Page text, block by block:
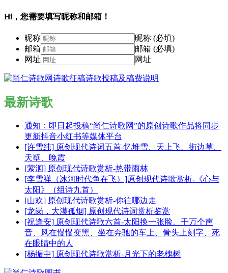
Hi，您需要填写昵称和邮箱！
昵称
昵称 (必填)
邮箱
邮箱 (必填)
网址
网址
最新诗歌
通知：即日起投稿“尚仁诗歌网”的原创诗歌作品将同步
更新抖音小红书等媒体平台
[许雪纯] 原创现代诗词五首-忆堆雪、天上飞、街边草、
天壁、晚霞
[萦洄] 原创现代诗歌赏析-热带雨林
[李雪祥（冰河时代鱼在飞）]原创现代诗歌赏析-《心与
太阳》（组诗九首）
[山欢] 原创现代诗歌赏析-你往哪边走
[龙岗，大漠孤烟] 原创现代诗词赏析鉴赏
[祝逢安] 原创现代诗歌六首-太阳换一张脸、千万个声
音、风在慢慢变黑、坐在奔驰的车上、骨头上刻字、死
在眼睛中的人
[杨振中] 原创现代诗歌赏析-月光下的老槐树